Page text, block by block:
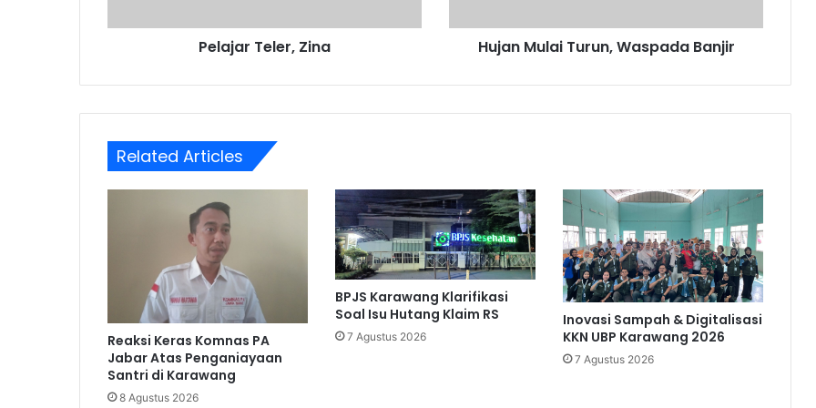
Pelajar Teler, Zina Hujan Mulai Turun, Waspada Banjir
Related Articles
Reaksi Keras Komnas PA
Jabar Atas Penganiayaan
Santri di Karawang
8 Agustus 2026
BPJS Karawang Klarifikasi
Soal Isu Hutang Klaim RS
7 Agustus 2026
Inovasi Sampah & Digitalisasi
KKN UBP Karawang 2026
7 Agustus 2026